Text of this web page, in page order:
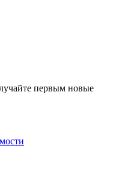
первым новые